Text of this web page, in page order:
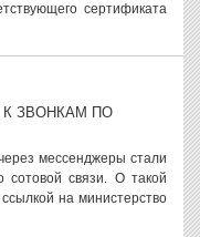
сертификата
ЗВОНКАМ ПО
мессенджеры стали
сотовой связи. О такой
на министерство